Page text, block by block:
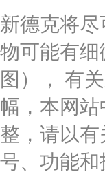
新德克将
物可能有
图）， 有
幅，本网
整，请以
号、功能